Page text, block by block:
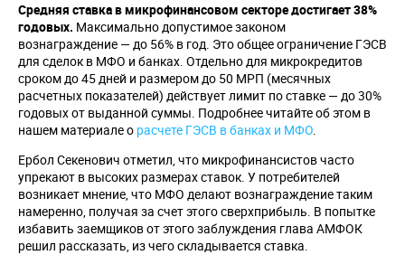
Средняя ставка в микрофинансовом секторе достигает 38%
годовых. Максимально допустимое законом
вознаграждение — до 56% в год. Это общее ограничение ГЭСВ
для сделок в МФО и банках. Отдельно для микрокредитов
сроком до 45 дней и размером до 50 МРП (месячных
расчетных показателей) действует лимит по ставке — до 30%
годовых от выданной суммы. Подробнее читайте об этом в
нашем материале о расчете ГЭСВ в банках и МФО.
Ербол Секенович отметил, что микрофинансистов часто
упрекают в высоких размерах ставок. У потребителей
возникает мнение, что МФО делают вознаграждение таким
намеренно, получая за счет этого сверхприбыль. В попытке
избавить заемщиков от этого заблуждения глава АМФОК
решил рассказать, из чего складывается ставка.